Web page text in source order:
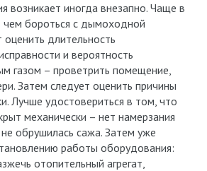
возникает иногда внезапно. Чаще в
бороться с дымоходной
оценить длительность
и вероятность
газом – проветрить помещение,
Затем следует оценить причины
Лучше удостовериться в том, что
механически – нет намерзания
обрушилась сажа. Затем уже
работы оборудования:
отопительный агрегат,